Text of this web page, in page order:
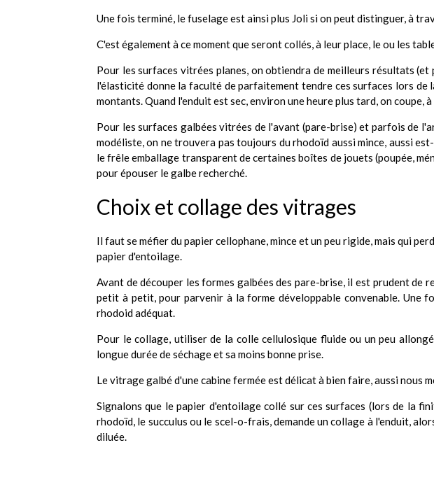
Une fois terminé, le fuselage est ainsi plus Joli si on peut distinguer, à
C'est également à ce moment que seront collés, à leur place, le ou les
Pour les surfaces vitrées planes, on obtiendra de meilleurs résultats
l'élasticité donne la faculté de parfaitement tendre ces surfaces lors
montants. Quand l'enduit est sec, environ une heure plus tard, on
Pour les surfaces galbées vitrées de l'avant (pare-brise) et parfois de
modéliste, on ne trouvera pas toujours du rhodoïd aussi mince, aussi
le frêle emballage transparent de certaines boîtes de jouets (poupée,
pour épouser le galbe recherché.
Choix et collage des vitrages
Il faut se méfier du papier cellophane, mince et un peu rigide, mais qui
papier d'entoilage.
Avant de découper les formes galbées des pare-brise, il est prudent de
petit à petit, pour parvenir à la forme développable convenable. Une
rhodoid adéquat.
Pour le collage, utiliser de la colle cellulosique fluide ou un peu
longue durée de séchage et sa moins bonne prise.
Le vitrage galbé d'une cabine fermée est délicat à bien faire, aussi
Signalons que le papier d'entoilage collé sur ces surfaces (lors de la
rhodoïd, le succulus ou le scel-o-frais, demande un collage à l'enduit,
diluée.